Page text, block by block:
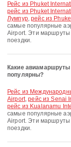
рейс из Phuket
рейс из Phuket
Лумпур,рейс из
самые популярные
Airport. Эти маршруты
поездки.
Какие
популярны?
рейс из Международный аэропорт Куала-Лумпур в Penang International
Airport,рейс из Senai
рейс из Kualanamu
самые популярные
Airport. Эти маршруты
поездки.